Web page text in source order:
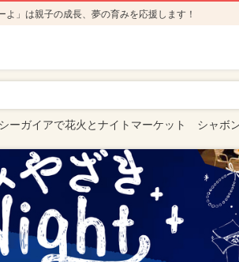
」は親子の成長、夢の育みを応援します！
ーガイアで花火とナイトマーケット シャボ